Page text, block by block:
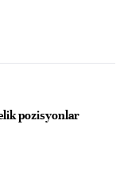
pozisyonlar